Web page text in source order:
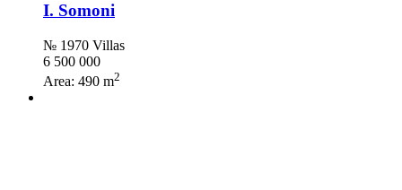
I. Somoni
№ 1970 Villas
6 500 000
Area: 490 m2